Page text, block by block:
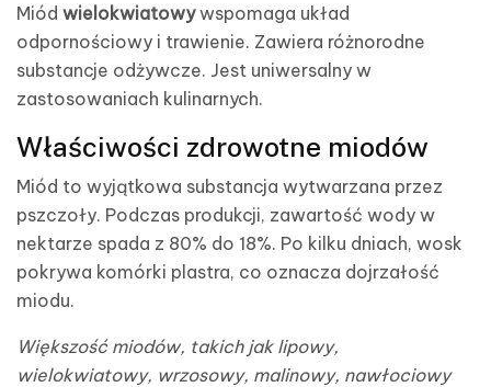
Miód wielokwiatowywspomaga układ
odpornościowy i trawienie. Zawiera różnorodne
substancje odżywcze. Jest uniwersalny w
zastosowaniach kulinarnych.
Właściwości zdrowotne miodów
Miód to wyjątkowa substancja wytwarzana przez
pszczoły. Podczas produkcji, zawartość wody w
nektarze spada z 80% do 18%. Po kilku dniach, wosk
pokrywa komórki plastra, co oznacza dojrzałość
miodu.
Większość miodów, takich jak lipowy,
wielokwiatowy, wrzosowy, malinowy, nawłociowy